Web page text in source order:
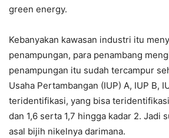
green energy.
Kebanyakan kawasan industri itu
penampungan, para penambang
penampungan itu sudah tercampur
Usaha Pertambangan (IUP) A, IUP B,
teridentifikasi, yang bisa
dan 1,6 serta 1,7 hingga kadar 2. Jadi
asal bijih nikelnya darimana.